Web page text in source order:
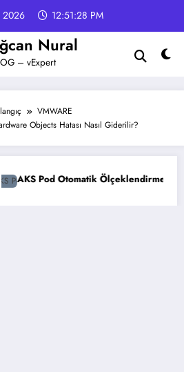
2026 12:51:29 PM
Nural
– vExpert
VMWARE
Objects Hatası Nasıl Giderilir?
Ölçeklendirme Ayarları Rehberi